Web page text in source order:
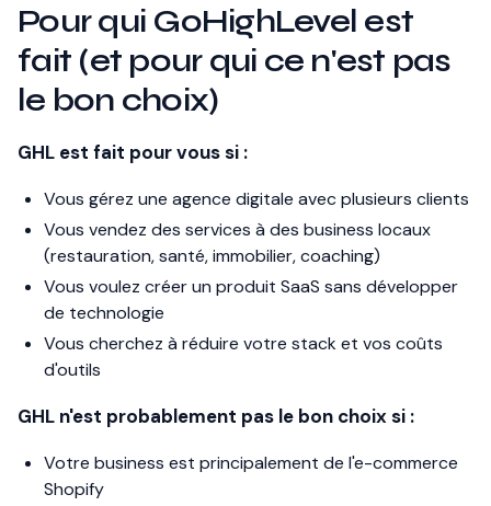
Pour qui GoHighLevel est
fait (et pour qui ce n'est pas
le bon choix)
GHL est fait pour vous si :
Vous gérez une agence digitale avec plusieurs clients
Vous vendez des services à des business locaux
(restauration, santé, immobilier, coaching)
Vous voulez créer un produit SaaS sans développer
de technologie
Vous cherchez à réduire votre stack et vos coûts
d'outils
GHL n'est probablement pas le bon choix si :
Votre business est principalement de l'e-commerce
Shopify